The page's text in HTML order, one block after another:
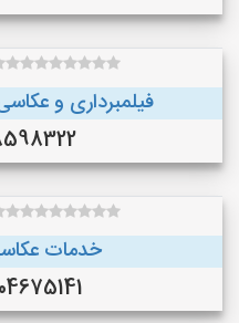
فیلمبرداری و
خدمات
09104675141